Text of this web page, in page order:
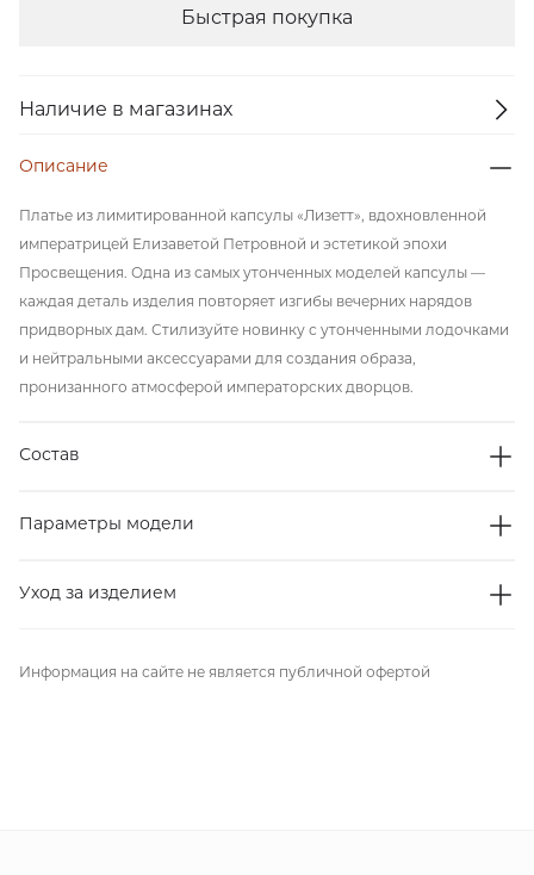
Быстрая покупка
Наличие в магазинах
Описание
Платье из лимитированной капсулы «Лизетт», вдохновленной
императрицей Елизаветой Петровной и эстетикой эпохи
Просвещения. Одна из самых утонченных моделей капсулы —
каждая деталь изделия повторяет изгибы вечерних нарядов
придворных дам. Стилизуйте новинку с утонченными лодочками
и нейтральными аксессуарами для создания образа,
пронизанного атмосферой императорских дворцов.
Состав
Параметры модели
Уход за изделием
Информация на сайте не является публичной офертой